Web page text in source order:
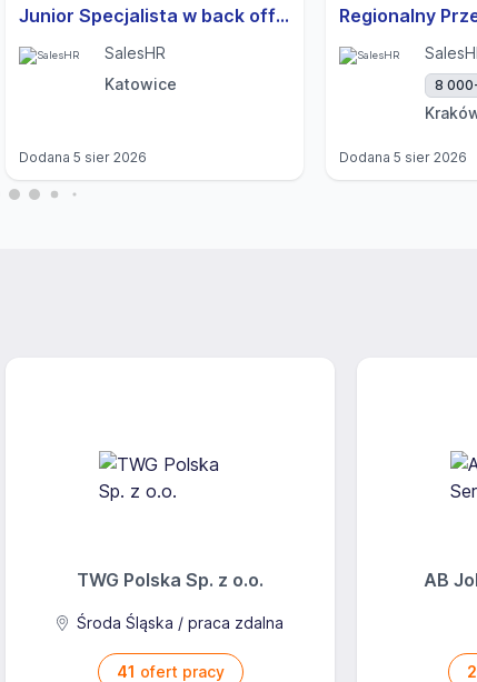
Junior Specjalista w back office z j.niemieckim B1
SalesHR
Katowice
Dodana 5 sier 2026
8
Dodana 5 sier 2026
TWG Polska Sp. z o.o.
Środa Śląska / praca zdalna
41 ofert pracy
AB